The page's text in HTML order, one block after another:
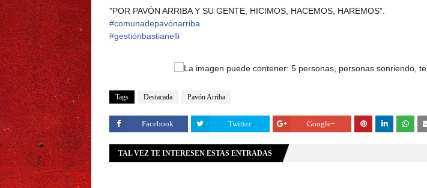
"POR PAVÓN ARRIBA Y SU GENTE, HICIMOS, HACEMOS, HAREMOS".
#comunadepavónarriba
#gestiónbastianelli
Tags Destacada Pavón Arriba
Facebook Twitter Google+
TAL VEZ TE INTERESEN ESTAS ENTRADAS